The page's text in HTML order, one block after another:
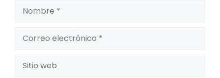
Nombre
electrónico
Sitio
web